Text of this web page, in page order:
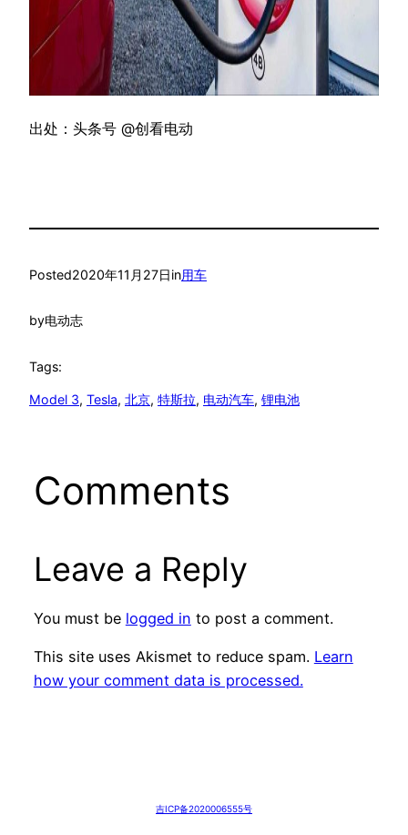
出处：头条号 @创看电动
Posted2020年11月27日in用车
by电动志
Tags:
Model 3, Tesla, 北京, 特斯拉, 电动汽车, 锂电池
Comments
Leave a Reply
You must be logged in to post a comment.
This site uses Akismet to reduce spam. Learn
how your comment data is processed.
吉ICP备2020006555号